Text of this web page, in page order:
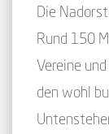
Die
Rund 150
Vereine
den wohl